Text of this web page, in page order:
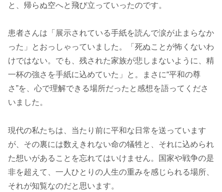
と、帰らぬ空へと飛び立っていったのです。
患者さんは「展示されている手紙を読んで涙が止まらなか
った」とおっしゃっていました。「死ぬことが怖くないわ
けではない。でも、残された家族が悲しまないように、精
一杯の強さを手紙に込めていた」と。まさに“平和の尊
さ”を、心で理解できる場所だったと感想を語ってくださ
いました。
現代の私たちは、当たり前に平和な日常を送っています
が、その裏には数えきれない命の犠牲と、それに込められ
た想いがあることを忘れてはいけません。国家や戦争の是
非を超えて、一人ひとりの人生の重みを感じられる場所、
それが知覧なのだと思います。